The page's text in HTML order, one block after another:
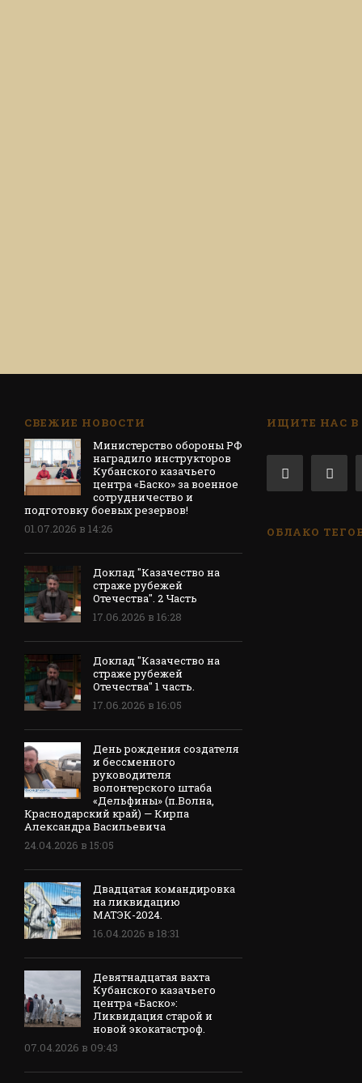
СВЕЖИЕ НОВОСТИ
Министерство обороны РФ
наградило инструкторов
Кубанского казачьего
центра «Баско» за военное
сотрудничество и
подготовку боевых резервов!
01.07.2026 в 14:26
Доклад "Казачество на
страже рубежей
Отечества". 2 Часть
17.06.2026 в 16:28
Доклад "Казачество на
страже рубежей
Отечества" 1 часть.
17.06.2026 в 16:05
День рождения создателя
и бессменного
руководителя
волонтерского штаба
«Дельфины» (п.Волна,
Краснодарский край) — Кирпа
Александра Васильевича
24.04.2026 в 15:05
Двадцатая командировка
на ликвидацию
МАТЭК-2024.
16.04.2026 в 18:31
Девятнадцатая вахта
Кубанского казачьего
центра «Баско»:
Ликвидация старой и
новой экокатастроф.
07.04.2026 в 09:43
ИЩИТЕ НАС В
ОБЛАКО